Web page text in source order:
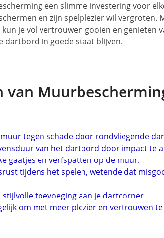
een slimme investering voor
en zijn spelplezier wil vergroten.
je vol vertrouwen gooien en genieten
dartbord in goede staat blijven.
van
tegen schade door rondvliegende
van het dartbord door impact te
gaatjes en verfspatten op de muur.
tijdens het spelen, wetende dat
stijlvolle toevoeging aan je dartcorner.
om met meer plezier en vertrouwen